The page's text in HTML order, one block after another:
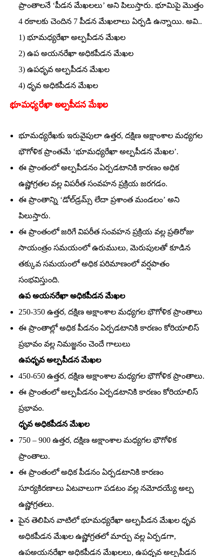
ప్రాంతాలనే ‘పీడన మేఖలలు’ అని పిలుస్తారు. భూమిపై మొత్తం
4 రకాలకు చెందిన 7 పీడన మేఖలాలు ఏర్పడి ఉన్నాయి. అవి..
1) భూమధ్యరేఖా అల్పపీడన మేఖల
2) ఉప అయనరేఖా అధికపీడన మేఖల
3) ఉపధృవ అల్పపీడన మేఖల
4) ధృవ అధికపీడన మేఖల
భూమ‌ధ్య‌రేఖా అల్ప‌పీడ‌న మేఖ‌ల‌
భూమధ్యరేఖకు ఇరువైపులా ఉత్తర, దక్షిణ అక్షాంశాల మధ్యగల
భౌగోళిక ప్రాంతమే ‘భూమధ్యరేఖా అల్పపీడన మేఖల’.
ఈ ప్రాంతంలో అల్పపీడనం ఏర్పడటానికి కారణం అధిక
ఉష్ణోగ్రతల వల్ల విపరీత సంవహన ప్రక్రియ జరగడం.
ఈ ప్రాంతాన్ని ‘డోల్‌డ్రమ్స్‌ లేదా ప్రశాంత మండలం’ అని
పిలుస్తారు.
ఈ ప్రాంతంలో జరిగే విపరీత సంవహన ప్రక్రియ వల్ల ప్రతిరోజు
సాయంత్రం సమయంలో ఉరుములు, మెరుపులతో కూడిన
తక్కువ సమయంలో అధిక పరిమాణంలో వర్షపాతం
సంభవిస్తుంది.
ఉప అయనరేఖా అధికపీడన మేఖల
250-350 ఉత్తర, దక్షిణ అక్షాంశాల మధ్యగల భౌగోళిక ప్రాంతాలు
ఈ ప్రాంతాల్లో అధిక పీడనం ఏర్పడటానికి కారణం కోరియాలిస్‌
ప్రభావం వల్ల నిమజ్జనం చెందే గాలులు
ఉపధృవ అల్పపీడన మేఖల
450-650 ఉత్తర, దక్షిణ అక్షాంశాల మధ్యగల భౌగోళిక ప్రాంతాలు.
ఈ ప్రాంతంలో అల్పపీడనం ఏర్పడటానికి కారణం కోరియాలిస్‌
ప్రభావం.
ధృవ అధికపీడన మేఖల
750 – 900 ఉత్తర, దక్షిణ అక్షాంశాల మధ్యగల భౌగోళిక
ప్రాంతాలు.
ఈ ప్రాంతంలో అధిక పీడనం ఏర్పడటానికి కారణం
సూర్యకిరణాలు ఏటవాలుగా పడటం వల్ల నమోదయ్యే అల్ప
ఉష్ణోగ్రతలు.
పైన తెలిపిన వాటిలో భూమధ్యరేఖా అల్పపీడన మేఖల ధృవ
అధికపీడన మేఖల ఉష్ణోగ్రతలో మార్పు వల్ల ఏర్పడగా,
ఉపఅయనరేఖా అధికపీడన మేఖలలు, ఉపధృవ అల్పపీడన